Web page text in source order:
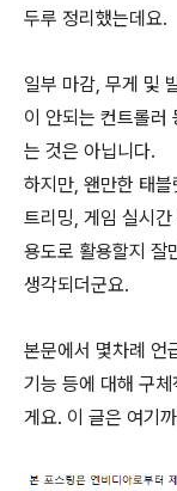
두루 정리했는데요.
일부 마감, 무게 및
이 안되는 컨트롤러
는 것은 아닙니다.
하지만, 왠만한 태
트리밍, 게임 실시
용도로 활용할지 잘
생각되더군요.
본문에서 몇차례 언
기능 등에 대해 구
게요. 이 글은 여기